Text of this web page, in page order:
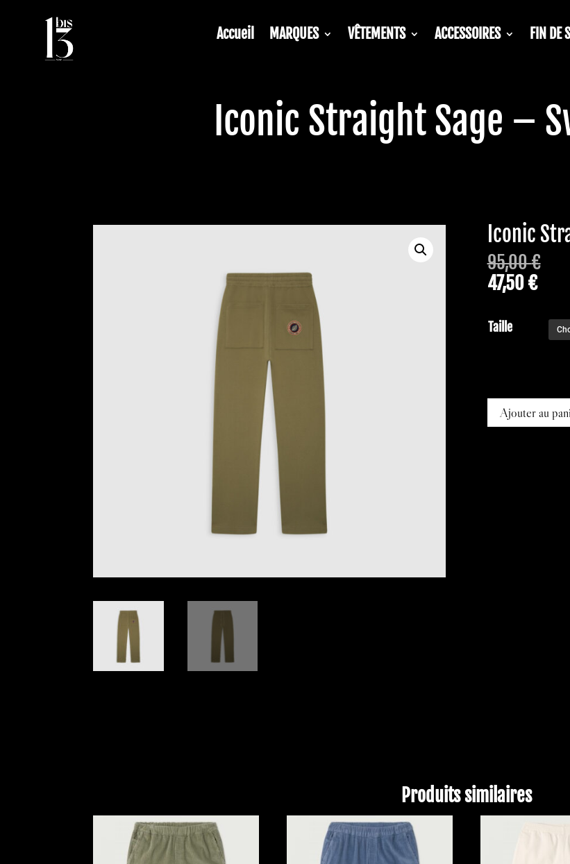
Accueil MARQUES VÊTEMENTS ACCESSOIRES FIN DE
Iconic Straight Sage –
Iconic
95,00€
47,50€
Taille
Ajouter au
Produits similaires